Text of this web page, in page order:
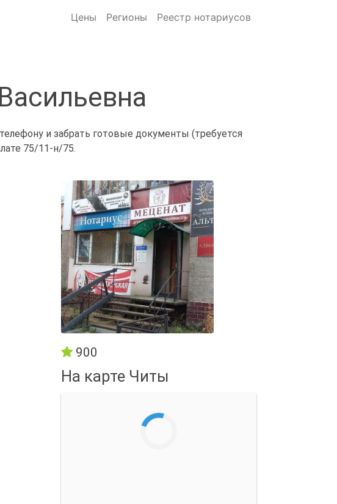
Цены Регионы Реестр нотариусов
и забрать готовые документы (требуется
75/11-н/75.
900
На карте Читы